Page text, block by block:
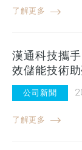
了解更多
漢通科技攜
效儲能技術
公司新聞
了解更多